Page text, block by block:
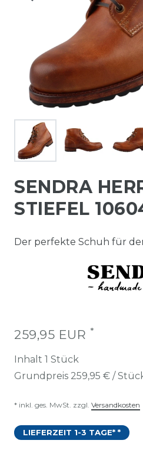
SENDRA
STIEFEL
Der perfekte Schuh für
259,95 EUR *
Inhalt 1 Stück
Grundpreis 259,95 € /
* inkl. ges. MwSt. zzgl. Versandkosten
LIEFERZEIT 1-3 TAGE* *